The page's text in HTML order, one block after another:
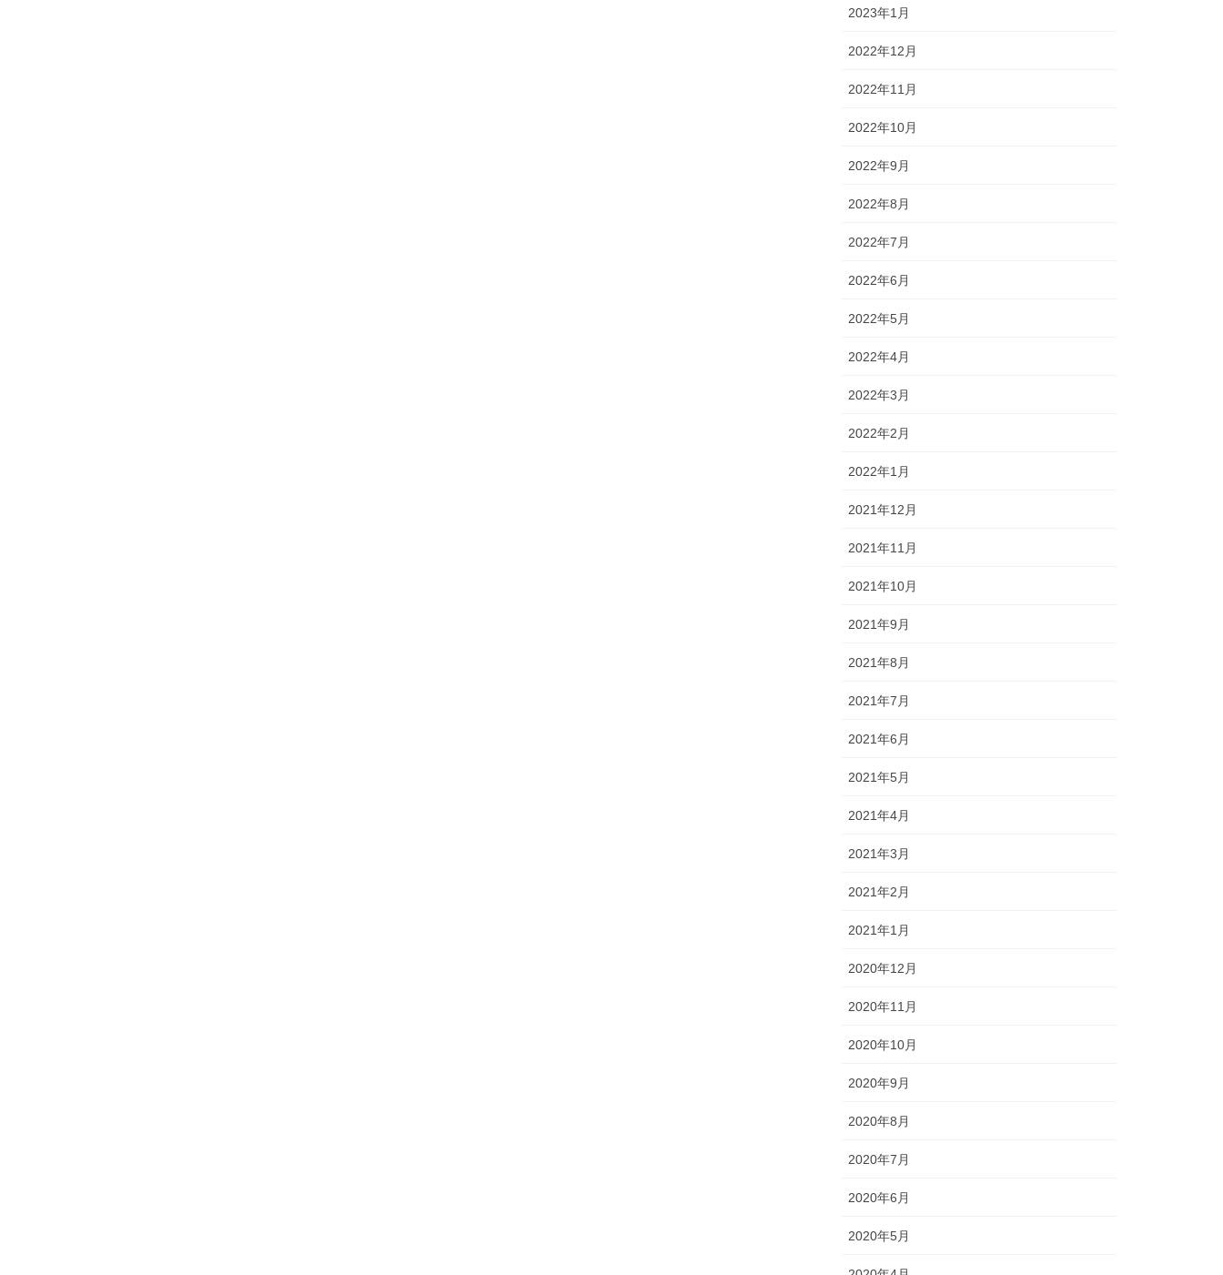
2023年1月
2022年12月
2022年11月
2022年10月
2022年9月
2022年8月
2022年7月
2022年6月
2022年5月
2022年4月
2022年3月
2022年2月
2022年1月
2021年12月
2021年11月
2021年10月
2021年9月
2021年8月
2021年7月
2021年6月
2021年5月
2021年4月
2021年3月
2021年2月
2021年1月
2020年12月
2020年11月
2020年10月
2020年9月
2020年8月
2020年7月
2020年6月
2020年5月